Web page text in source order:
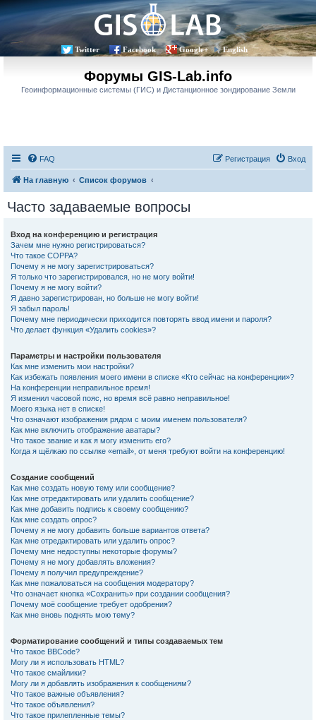
Twitter Facebook Google+ English
Форумы GIS-Lab.info
Геоинформационные системы (ГИС) и Дистанционное зондирование Земли
FAQ Вход
Регистрация
На главную Список форумов
Часто задаваемые вопросы
Вход на конференцию и регистрация
Зачем мне нужно регистрироваться?
Что такое COPPA?
Почему я не могу зарегистрироваться?
Я только что зарегистрировался, но не могу войти!
Почему я не могу войти?
Я давно зарегистрирован, но больше не могу войти!
Я забыл пароль!
Почему мне периодически приходится повторять ввод имени и пароля?
Что делает функция «Удалить cookies»?
Параметры и настройки пользователя
Как мне изменить мои настройки?
Как избежать появления моего имени в списке «Кто сейчас на конференции»?
На конференции неправильное время!
Я изменил часовой пояс, но время всё равно неправильное!
Моего языка нет в списке!
Что означают изображения рядом с моим именем пользователя?
Как мне включить отображение аватары?
Что такое звание и как я могу изменить его?
Когда я щёлкаю по ссылке «email», от меня требуют войти на конференцию!
Создание сообщений
Как мне создать новую тему или сообщение?
Как мне отредактировать или удалить сообщение?
Как мне добавить подпись к своему сообщению?
Как мне создать опрос?
Почему я не могу добавить больше вариантов ответа?
Как мне отредактировать или удалить опрос?
Почему мне недоступны некоторые форумы?
Почему я не могу добавлять вложения?
Почему я получил предупреждение?
Как мне пожаловаться на сообщения модератору?
Что означает кнопка «Сохранить» при создании сообщения?
Почему моё сообщение требует одобрения?
Как мне вновь поднять мою тему?
Форматирование сообщений и типы создаваемых тем
Что такое BBCode?
Могу ли я использовать HTML?
Что такое смайлики?
Могу ли я добавлять изображения к сообщениям?
Что такое важные объявления?
Что такое объявления?
Что такое прилепленные темы?